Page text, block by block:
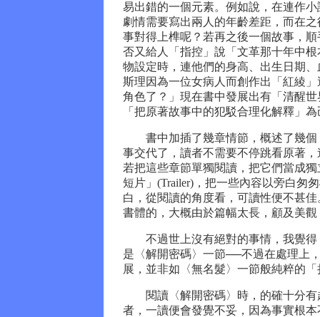
易出錯的一個元素。例如說，在連作
劇情需要寫出兩人的年齡差距，而在
事對得上榫呢？若再之後一個故事，
否又給人「指控」說「文革那十年中
物設定時，連他們的身高、出生日期
斯理因為一位女病人而創作出「紅綾
角色了？」現在書中發展出有「清醒
「把原著故事中的犯駁合理化解釋」
書中加插了幾章情節，概述了幾個
事交代了，讀者不需要不停跳看原著
若把這些章節單獨閱讀，把它們當成
短片」(Trailer)，把一些內容以旁白匆
白，從閱讀的角度看，可讀性便不甚
書體的，大概由於篇幅太長，顧及美
不過世上沒有絕對的事情，我覺得
是〈解開密碼〉一節──不過在處理上
展，並非如〈無名髮〉一節般純粹的
閱讀〈解開密碼〉時，的確十分有
者，一讀便會發覺不妥，因為事實根